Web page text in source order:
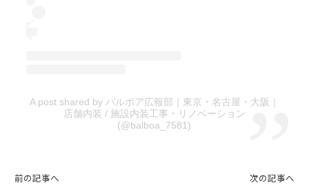
A post shared by バルボア広報部｜東京・名古屋・大阪｜
店舗内装 / 施設内装工事・リノベーション
(@balboa_7581)
前の記事へ 次の記事へ